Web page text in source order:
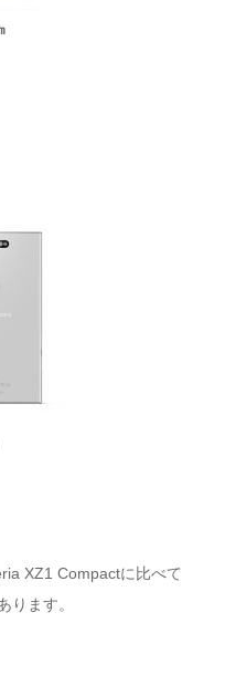
XZ1 Compactに比べて
ります。